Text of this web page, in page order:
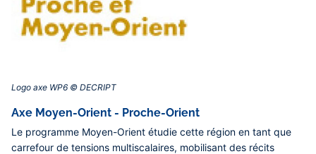
Logo axe WP6 © DECRIPT‎
Axe Moyen-Orient - Proche-Orient
Le programme Moyen-Orient étudie cette région en tant que
carrefour de tensions multiscalaires, mobilisant des récits